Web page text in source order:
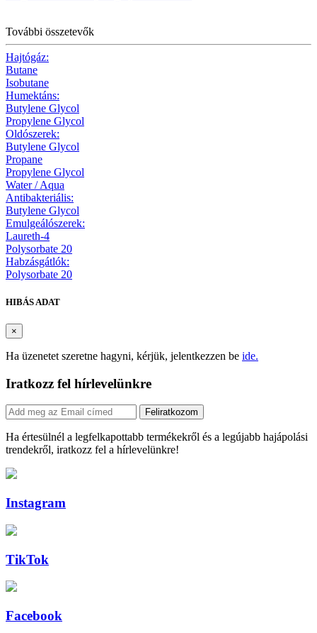
További összetevők
Hajtógáz:
Butane
Isobutane
Humektáns:
Butylene Glycol
Propylene Glycol
Oldószerek:
Butylene Glycol
Propane
Propylene Glycol
Water / Aqua
Antibakteriális:
Butylene Glycol
Emulgeálószerek:
Laureth-4
Polysorbate 20
Habzásgátlók:
Polysorbate 20
HIBÁS ADAT
×
Ha üzenetet szeretne hagyni, kérjük, jelentkezzen be ide.
Iratkozz fel hírlevelünkre
Feliratkozom
Ha értesülnél a legfelkapottabb termékekről és a legújabb hajápolási
trendekről, iratkozz fel a hírlevelünkre!
Instagram
TikTok
Facebook